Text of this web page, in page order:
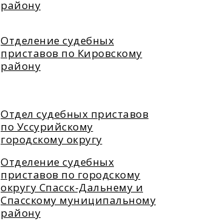
району
Отделение судебных
приставов по Кировскому
району
Отдел судебных приставов
по Уссурийскому
городскому округу
Отделение судебных
приставов по городскому
округу Спасск-Дальнему и
Спасскому муниципальному
району